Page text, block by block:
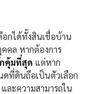
อกได้ทั้งสินเชื่อบ้าน
คล หากต้องการ
คุ้มที่สุด แต่หาก
ดที่ดินถือเป็นตัวเลือก
ละความสามารถใน